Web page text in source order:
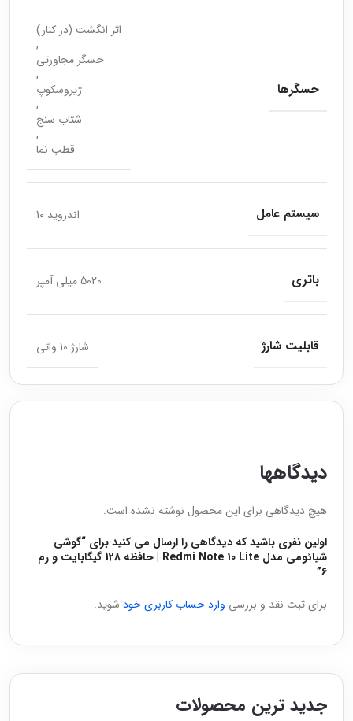
دیدگاهها
هیچ دیدگاهی برای این محصول نوشته نشده است.
اولین نفری باشید که دیدگاهی را ارسال می کنید برای “گوشی
شیائومی مدل Redmi Note 10 Lite | حافظه 128 گیگابایت و رم
6”
برای ثبت نقد و بررسی وارد حساب کاربری خود شوید.
حسگرها
اثر انگشت (در کنار)
,
حسگر مجاورتی
,
ژیروسکوپ
,
شتاب سنج
,
قطب نما
سیستم عامل اندروید 10
باتری 5020 میلی آمپر
قابلیت شارژ شارژ 10 واتی
جدید ترین محصولات